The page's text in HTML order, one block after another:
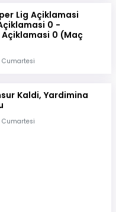
Lig Açiklamasi
0 -
0 (Maç
Cumartesi
Kaldi, Yardimina
Cumartesi